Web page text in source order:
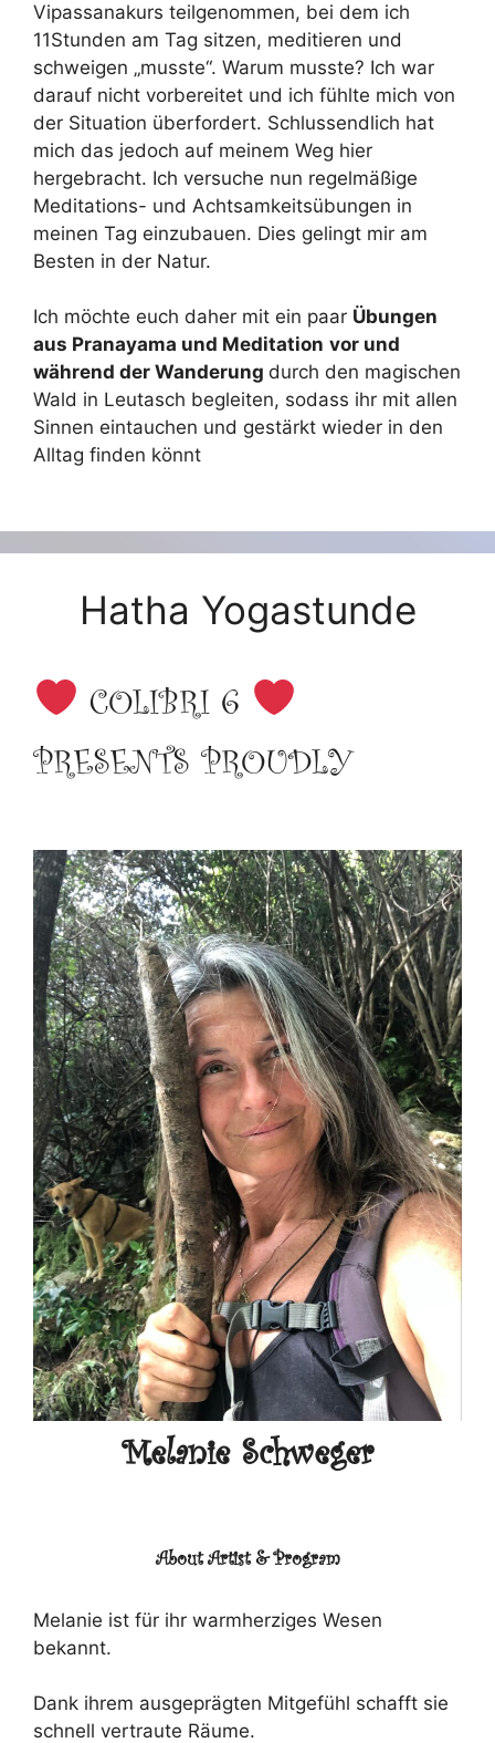
Vipassanakurs teilgenommen, bei dem ich
11Stunden am Tag sitzen, meditieren und
schweigen „musste“. Warum musste? Ich war
darauf nicht vorbereitet und ich fühlte mich von
der Situation überfordert. Schlussendlich hat
mich das jedoch auf meinem Weg hier
hergebracht. Ich versuche nun regelmäßige
Meditations- und Achtsamkeitsübungen in
meinen Tag einzubauen. Dies gelingt mir am
Besten in der Natur.
Ich möchte euch daher mit ein paar Übungen
aus Pranayama und Meditation vor und
während der Wanderung durch den magischen
Wald in Leutasch begleiten, sodass ihr mit allen
Sinnen eintauchen und gestärkt wieder in den
Alltag finden könnt
Hatha Yogastunde
COLIBRI 6
PRESENTS PROUDLY
Melanie Schweger
About Artist & Program
Melanie ist für ihr warmherziges Wesen
bekannt.
Dank ihrem ausgeprägten Mitgefühl schafft sie
schnell vertraute Räume.